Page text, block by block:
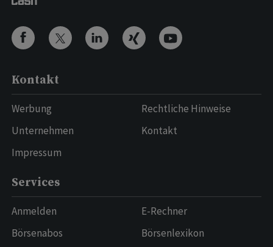
Kontakt
Werbung
Unternehmen
Impressum
Rechtliche Hinweise
Kontakt
Services
Anmelden
Börsenabos
E-Rechner
Börsenlexikon